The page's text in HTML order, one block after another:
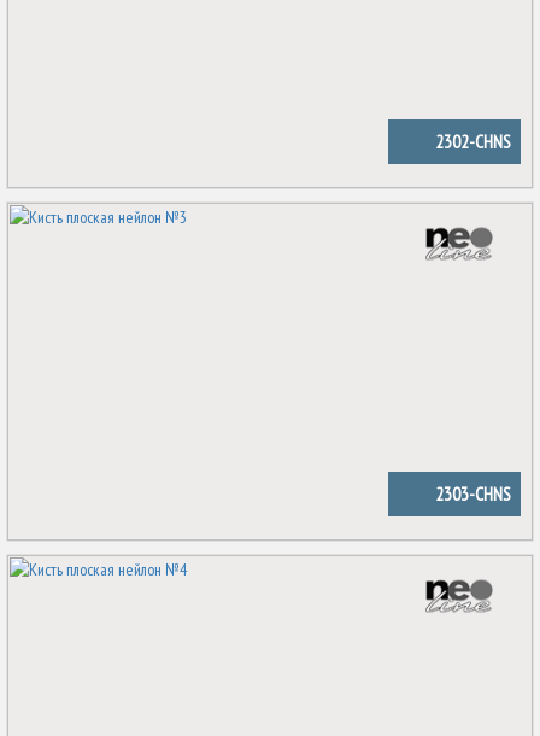
2302-CHNS
2303-CHNS